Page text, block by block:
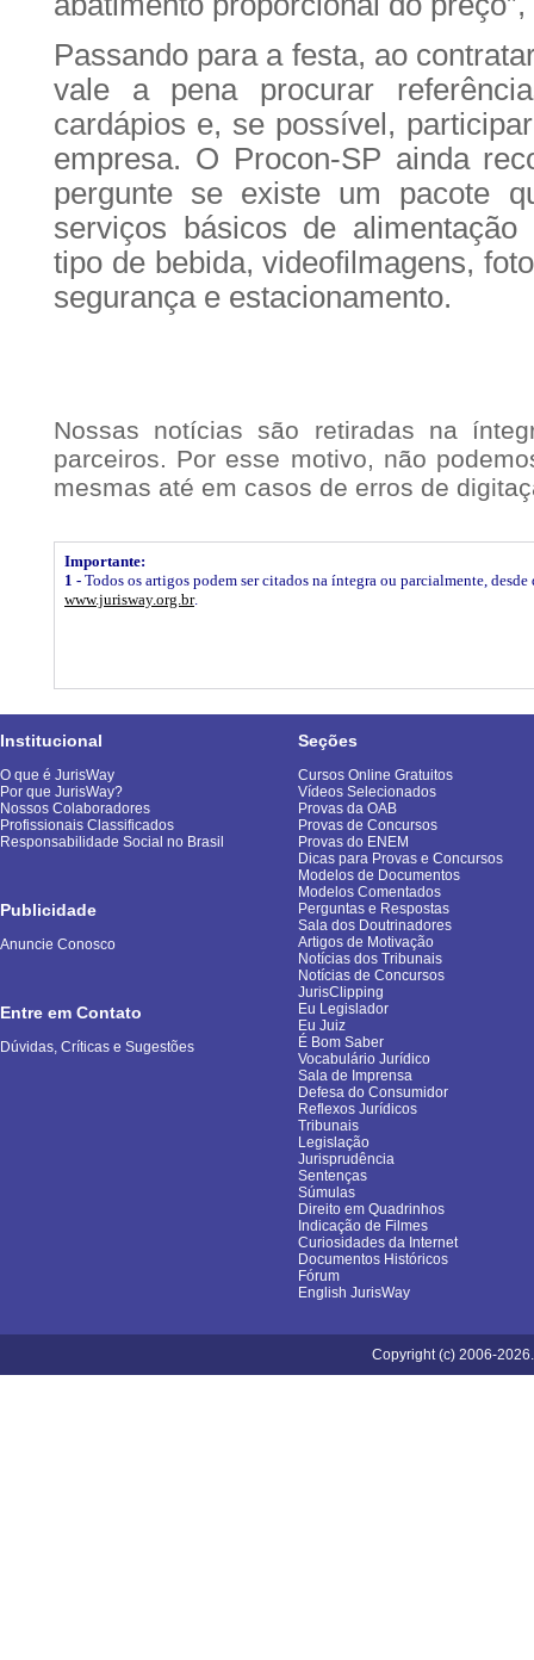
Passando para a festa, ao
vale a pena procurar
cardápios e, se possível,
empresa. O Procon-SP ainda
pergunte se existe um pacote
serviços básicos de
tipo de bebida, videofilmagens,
segurança e estacionamento.
Nossas notícias são retiradas na
parceiros. Por esse motivo, não
mesmas até em casos de erros de
Importante:
1 - Todos os artigos podem ser citados na íntegra ou parcialmente,
www.jurisway.org.br.
Institucional
O que é JurisWay
Por que JurisWay?
Nossos Colaboradores
Profissionais Classificados
Responsabilidade Social no Brasil
Publicidade
Anuncie Conosco
Entre em Contato
Dúvidas, Críticas e Sugestões
Seções
Cursos Online Gratuitos
Vídeos Selecionados
Provas da OAB
Provas de Concursos
Provas do ENEM
Dicas para Provas e Concursos
Modelos de Documentos
Modelos Comentados
Perguntas e Respostas
Sala dos Doutrinadores
Artigos de Motivação
Notícias dos Tribunais
Notícias de Concursos
JurisClipping
Eu Legislador
Eu Juiz
É Bom Saber
Vocabulário Jurídico
Sala de Imprensa
Defesa do Consumidor
Reflexos Jurídicos
Tribunais
Legislação
Jurisprudência
Sentenças
Súmulas
Direito em Quadrinhos
Indicação de Filmes
Curiosidades da Internet
Documentos Históricos
Fórum
English JurisWay
Copyright (c) 2006-